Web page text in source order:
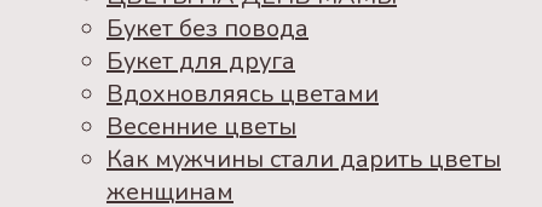
Букет без повода
Букет для друга
Вдохновляясь цветами
Весенние цветы
Как мужчины стали дарить цветы
женщинам